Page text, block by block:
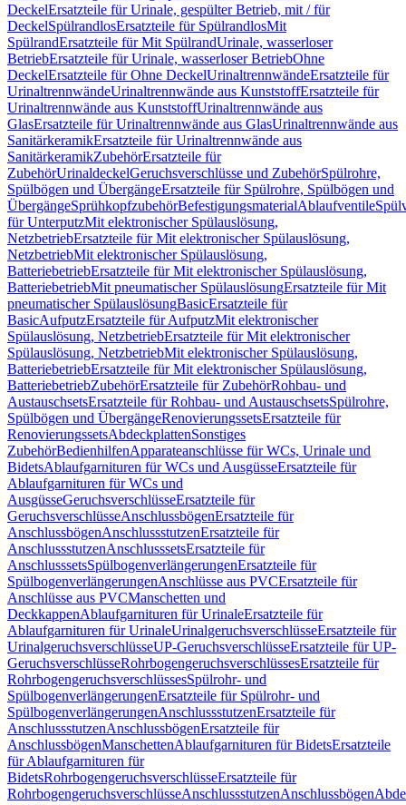
DeckelErsatzteile für Urinale, gespülter Betrieb, mit / für
DeckelSpülrandlosErsatzteile für SpülrandlosMit
SpülrandErsatzteile für Mit SpülrandUrinale, wasserloser
BetriebErsatzteile für Urinale, wasserloser BetriebOhne
DeckelErsatzteile für Ohne DeckelUrinaltrennwändeErsatzteile für
UrinaltrennwändeUrinaltrennwände aus KunststoffErsatzteile für
Urinaltrennwände aus KunststoffUrinaltrennwände aus
GlasErsatzteile für Urinaltrennwände aus GlasUrinaltrennwände aus
SanitärkeramikErsatzteile für Urinaltrennwände aus
SanitärkeramikZubehörErsatzteile für
ZubehörUrinaldeckelGeruchsverschlüsse und ZubehörSpülrohre,
Spülbögen und ÜbergängeErsatzteile für Spülrohre, Spülbögen und
ÜbergängeSprühkopfzubehörBefestigungsmaterialAblaufventile
für UnterputzMit elektronischer Spülauslösung,
NetzbetriebErsatzteile für Mit elektronischer Spülauslösung,
NetzbetriebMit elektronischer Spülauslösung,
BatteriebetriebErsatzteile für Mit elektronischer Spülauslösung,
BatteriebetriebMit pneumatischer SpülauslösungErsatzteile für Mit
pneumatischer SpülauslösungBasicErsatzteile für
BasicAufputzErsatzteile für AufputzMit elektronischer
Spülauslösung, NetzbetriebErsatzteile für Mit elektronischer
Spülauslösung, NetzbetriebMit elektronischer Spülauslösung,
BatteriebetriebErsatzteile für Mit elektronischer Spülauslösung,
BatteriebetriebZubehörErsatzteile für ZubehörRohbau- und
AustauschsetsErsatzteile für Rohbau- und AustauschsetsSpülrohre,
Spülbögen und ÜbergängeRenovierungssetsErsatzteile für
RenovierungssetsAbdeckplattenSonstiges
ZubehörBedienhilfenApparateanschlüsse für WCs, Urinale und
BidetsAblaufgarnituren für WCs und AusgüsseErsatzteile für
Ablaufgarnituren für WCs und
AusgüsseGeruchsverschlüsseErsatzteile für
GeruchsverschlüsseAnschlussbögenErsatzteile für
AnschlussbögenAnschlussstutzenErsatzteile für
AnschlussstutzenAnschlusssetsErsatzteile für
AnschlusssetsSpülbogenverlängerungenErsatzteile für
SpülbogenverlängerungenAnschlüsse aus PVCErsatzteile für
Anschlüsse aus PVCManschetten und
DeckkappenAblaufgarnituren für UrinaleErsatzteile für
Ablaufgarnituren für UrinaleUrinalgeruchsverschlüsseErsatzteile für
UrinalgeruchsverschlüsseUP-GeruchsverschlüsseErsatzteile für UP-
GeruchsverschlüsseRohrbogengeruchsverschlüssesErsatzteile für
RohrbogengeruchsverschlüssesSpülrohr- und
SpülbogenverlängerungenErsatzteile für Spülrohr- und
SpülbogenverlängerungenAnschlussstutzenErsatzteile für
AnschlussstutzenAnschlussbögenErsatzteile für
AnschlussbögenManschettenAblaufgarnituren für BidetsErsatzteile
für Ablaufgarnituren für
BidetsRohrbogengeruchsverschlüsseErsatzteile für
RohrbogengeruchsverschlüsseAnschlussstutzenAnschlussbögen